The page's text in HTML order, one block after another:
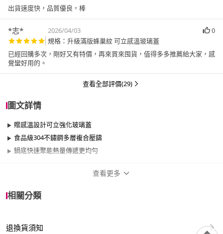
出貨速度快，品質優良，棒
*志* 2026/04/03
0
規格：升級滿版蜂巢紋 可立感溫玻璃蓋
已經回購多次，剛好又有特價，再來買來囤貨，值得多多推薦給大家，感
覺蠻好用的。
查看全部評價(29)
圖文詳情
贈感溫設計可立強化玻璃蓋
食品級304不鏽鋼多層複合壓鑄
鍋底快速聚能熱量傳遞更均勻
尺寸
查看更多
相關分類
退換貨須知